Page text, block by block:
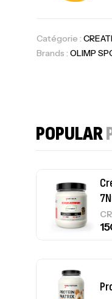
Catégorie :
Brands : OLIMP
POPULAR